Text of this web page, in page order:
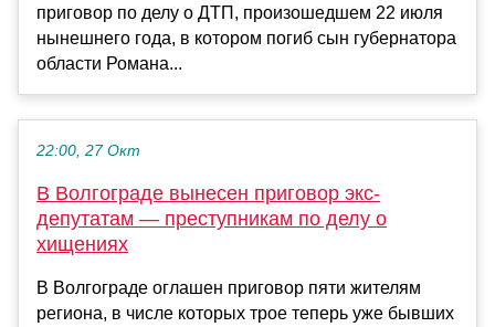
приговор по делу о ДТП, произошедшем 22 июля
нынешнего года, в котором погиб сын губернатора
области Романа...
22:00, 27 Окт
В Волгограде вынесен приговор экс-
депутатам — преступникам по делу о
хищениях
В Волгограде оглашен приговор пяти жителям
региона, в числе которых трое теперь уже бывших